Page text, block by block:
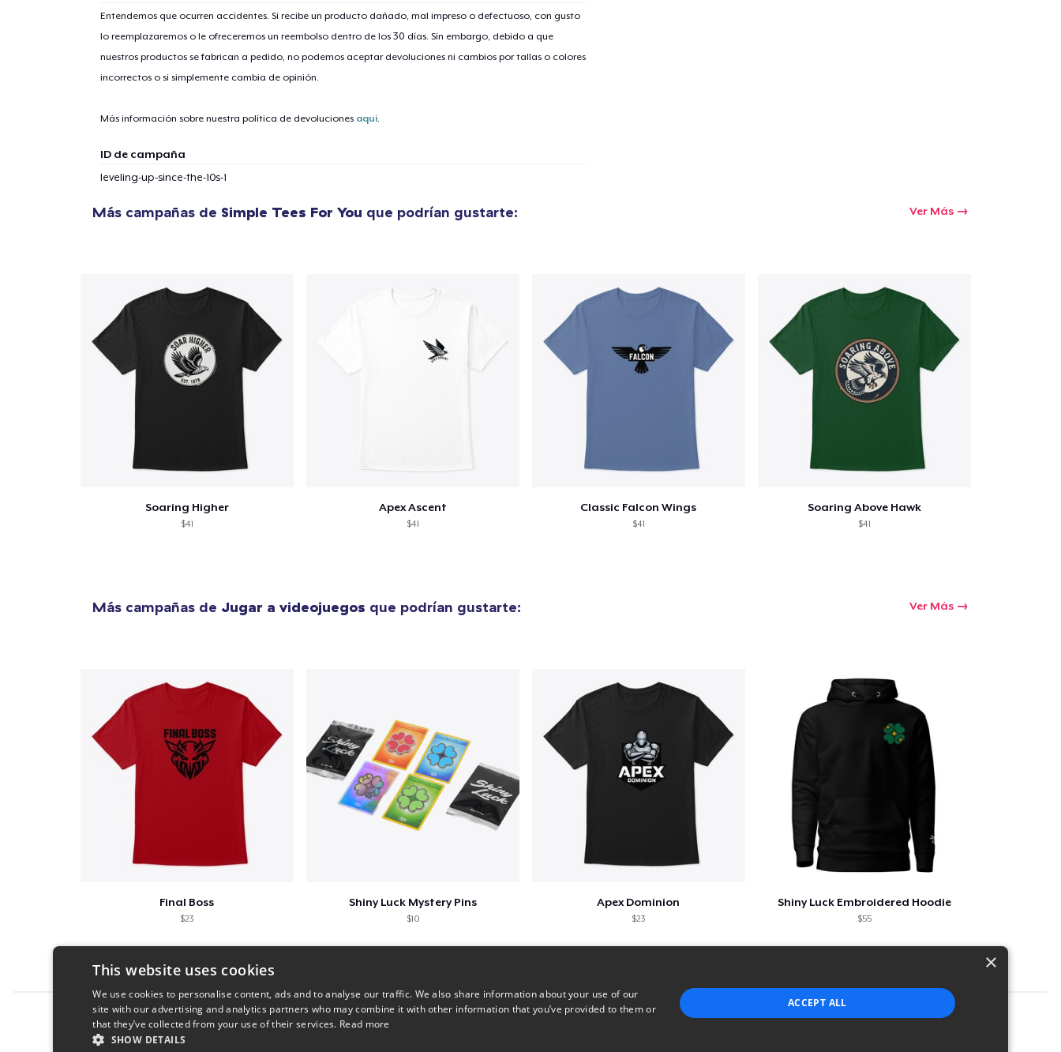
Entendemos que ocurren accidentes. Si recibe un producto dañado, mal impreso o defectuoso, con gusto
lo reemplazaremos o le ofreceremos un reembolso dentro de los 30 días. Sin embargo, debido a que
nuestros productos se fabrican a pedido, no podemos aceptar devoluciones ni cambios por tallas o colores
incorrectos o si simplemente cambia de opinión.
Más información sobre nuestra política de devoluciones aquí.
ID de campaña
leveling-up-since-the-10s-1
Más campañas de Simple Tees For You que podrían gustarte: Ver Más
Soaring Higher
$41
Apex Ascent
$41
Classic Falcon Wings
$41
Soaring Above Hawk
$41
Más campañas de Jugar a videojuegos que podrían gustarte: Ver Más
Final Boss
$23
Shiny Luck Mystery Pins
$10
Apex Dominion
$23
Shiny Luck Embroidered Hoodie
$55
Report this product
1artículo añadido al carrito
×
This website uses cookies
We use cookies to personalise content, ads and to analyse our traffic. We also share information about your use of our
site with our advertising and analytics partners who may combine it with other information that you’ve provided to them or
that they’ve collected from your use of their services. Read more
SHOW DETAILS
ACCEPT ALL